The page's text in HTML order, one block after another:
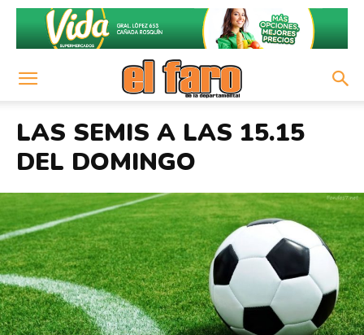
LAS SEMIS A LAS 15.15
DEL DOMINGO